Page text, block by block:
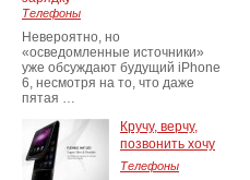
Телефоны
Невероятно, но
«осведомленные источники»
уже обсуждают будущий iPhone
6, несмотря на то, что даже
пятая …
Кручу, верчу,
позвонить хочу
Телефоны